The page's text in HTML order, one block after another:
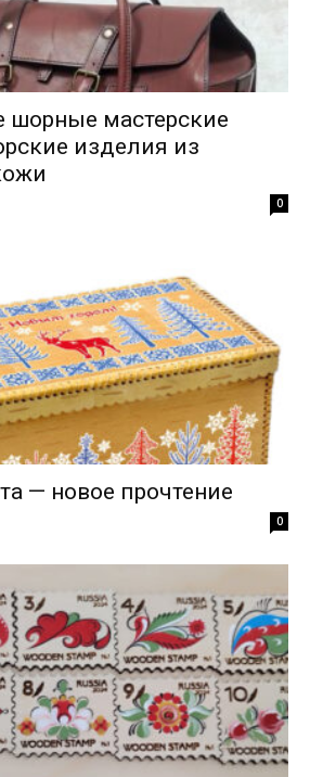
шорные мастерские
изделия из
0
— новое прочтение
0